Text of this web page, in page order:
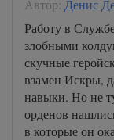
Автор: Денис
Работу в
злобными
скучные
взамен Искры,
навыки. Но не
орденов
в которые он